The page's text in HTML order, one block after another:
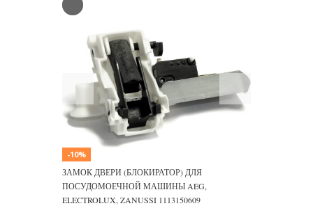
Previous Next
-10%
ЗАМОК ДВЕРИ (БЛОКИРАТОР) ДЛЯ
ПОСУДОМОЕЧНОЙ МАШИНЫ AEG,
ELECTROLUX, ZANUSSI 1113150609